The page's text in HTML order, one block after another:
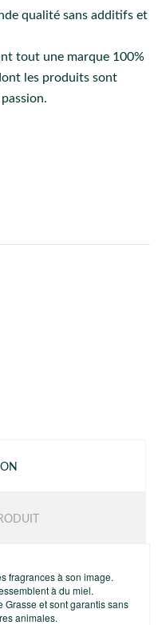
qualité sans additifs et
tout une marque 100%
les produits sont
fragrances à son image.
à du miel.
Grasse et sont garantis sans
animales.